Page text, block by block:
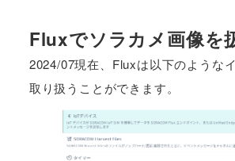
Fluxでソラカメ画像を
2024/07現在、Fluxは以下のような
取り扱うことができます。